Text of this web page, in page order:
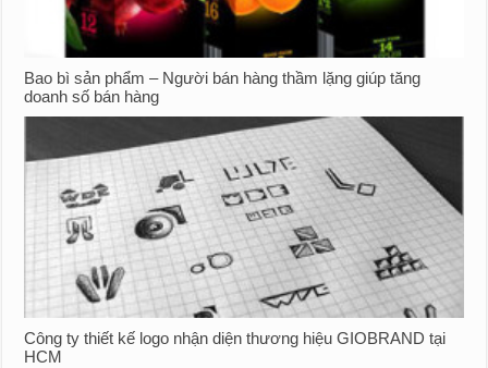
Bao bì sản phẩm – Người bán hàng thầm lặng giúp tăng
doanh số bán hàng
Công ty thiết kế logo nhận diện thương hiệu GIOBRAND tại
HCM